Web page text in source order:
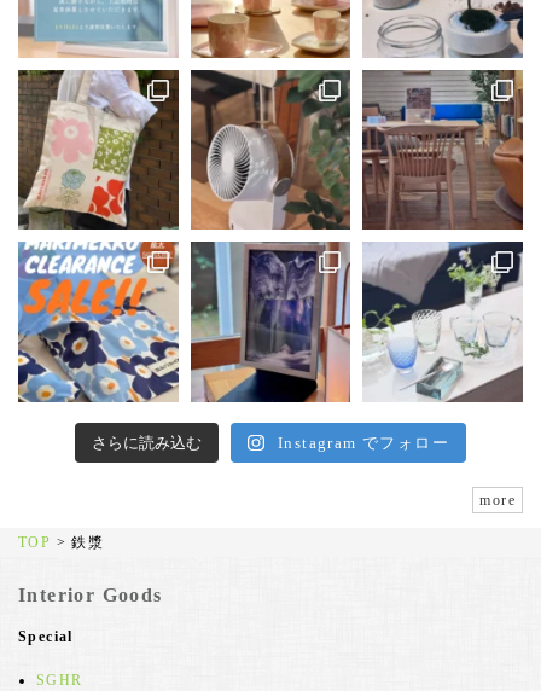
さらに読み込む Instagram でフォロー
more
TOP >鉄漿
Interior Goods
Special
SGHR